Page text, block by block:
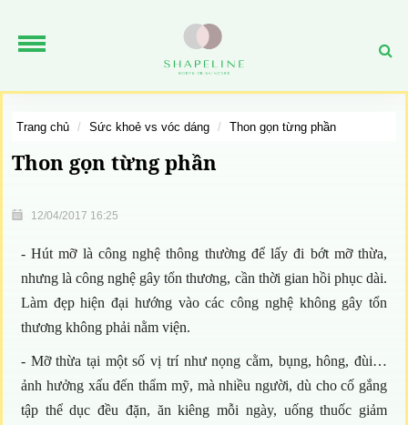
trang chủ sức khoẻ vs vóc dáng thon gọn từng phần
Thon gọn từng phần
12/04/2017 16:25
- Hút mỡ là công nghệ thông thường để lấy đi bớt mỡ thừa,
nhưng là công nghệ gây tổn thương, cần thời gian hồi phục dài.
Làm đẹp hiện đại hướng vào các công nghệ không gây tổn
thương không phải nằm viện.
- Mỡ thừa tại một số vị trí như nọng cằm, bụng, hông, đùi…
ảnh hưởng xấu đến thẩm mỹ, mà nhiều người, dù cho cố gắng
tập thể dục đều đặn, ăn kiêng mỗi ngày, uống thuốc giảm